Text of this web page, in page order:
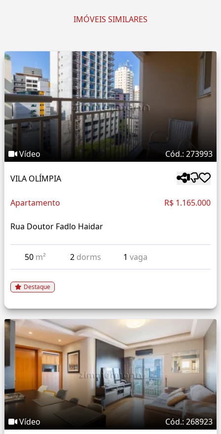
IMÓVEIS SIMILARES
Vídeo Cód.: 273993
VILA OLÍMPIA
Apartamento R$ 1.165.000
Rua Doutor Fadlo Haidar
50 m² 2 dorms 1vaga
Destaque
Vídeo Cód.: 268923